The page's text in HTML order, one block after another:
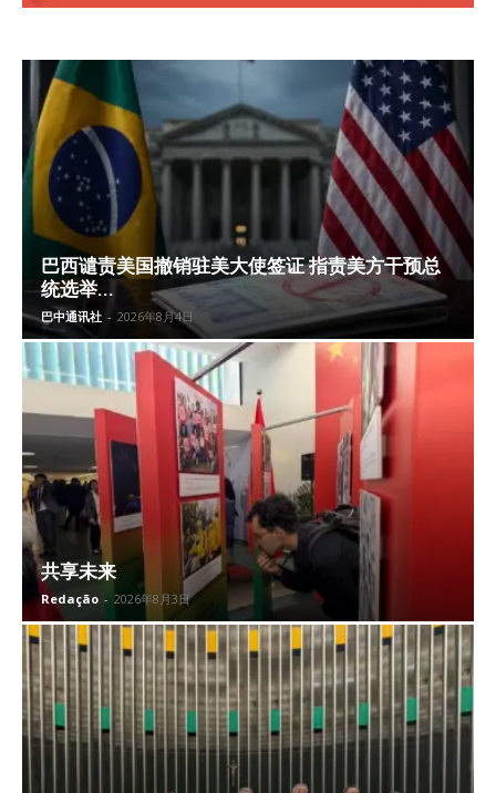
巴西谴责美国撤销驻美大使签证 指责美方干预总
统选举...
巴中通讯社 - 2026年8月4日
共享未来
Redação - 2026年8月3日